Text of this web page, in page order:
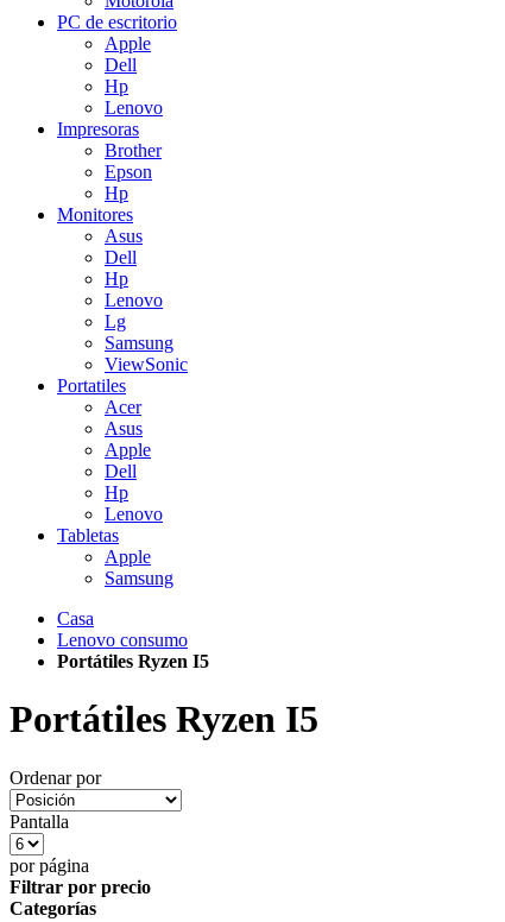
PC de escritorio
Apple
Dell
Hp
Lenovo
Impresoras
Brother
Epson
Hp
Monitores
Asus
Dell
Hp
Lenovo
Lg
Samsung
ViewSonic
Portatiles
Acer
Asus
Apple
Dell
Hp
Lenovo
Tabletas
Apple
Samsung
Casa
Lenovo consumo
Portátiles Ryzen I5
Portátiles Ryzen I5
Ordenar por
Pantalla
por página
Filtrar por precio
Categorías